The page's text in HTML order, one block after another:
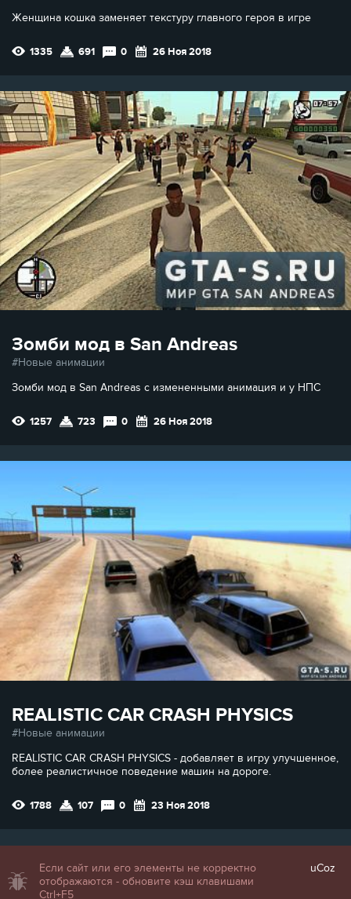
Женщина кошка заменяет текстуру главного героя в игре
1335 691 0 26 Ноя 2018
Зомби мод в San Andreas
Новые анимации
Зомби мод в San Andreas с измененными анимация и у НПС
1257 723 0 26 Ноя 2018
REALISTIC CAR CRASH PHYSICS
Новые анимации
REALISTIC CAR CRASH PHYSICS - добавляет в игру улучшенное,
более реалистичное поведение машин на дороге.
1788 107 0 23 Ноя 2018
uCoz
Если сайт или его элементы не корректно
отображаются - обновите кэш клавишами
Ctrl+F5